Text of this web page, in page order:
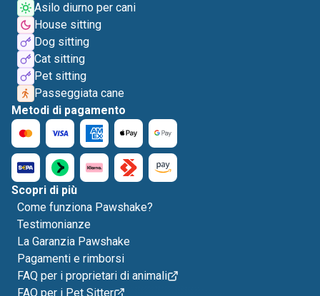
Asilo diurno per cani
House sitting
Dog sitting
Cat sitting
Pet sitting
Passeggiata cane
Metodi di pagamento
Scopri di più
Come funziona Pawshake?
Testimonianze
La Garanzia Pawshake
Pagamenti e rimborsi
FAQ per i proprietari di animali
FAQ per i Pet Sitter